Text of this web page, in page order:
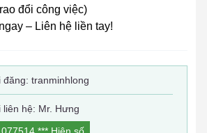
đổi công việc)
– Liên hệ liền tay!
đăng: tranminhlong
liên hệ: Mr. Hưng